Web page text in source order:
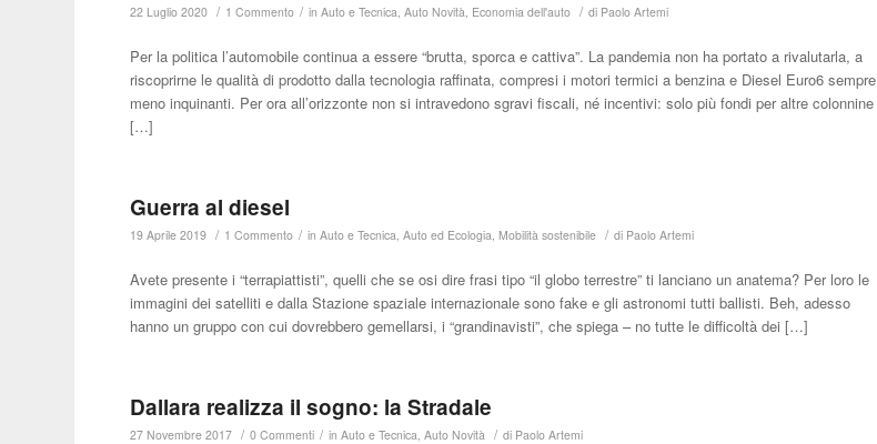
22 Luglio 2020 / 1 Commento / inAuto e Tecnica ,Auto Novità Economia dell'auto / di Paolo Artemi
Per la politica l’automobile continua a essere “brutta, sporca e cattiva”. La pandemia non ha portato a rivalutarla, a
riscoprirne le qualità di prodotto dalla tecnologia raffinata, compresi i motori termici a benzina e Diesel Euro6 sempre
meno inquinanti. Per ora all’orizzonte non si intravedono sgravi fiscali, né incentivi: solo più fondi per altre colonnine
[…]
Guerra al diesel
19 Aprile 2019 / 1 Commento / inAuto e Tecnica ,Auto ed Ecologia ,Mobilità sostenibile / di Paolo Artemi
Avete presente i “terrapiattisti”, quelli che se osi dire frasi tipo “il globo terrestre” ti lanciano un anatema? Per loro le
immagini dei satelliti e dalla Stazione spaziale internazionale sono fake e gli astronomi tutti ballisti. Beh, adesso
hanno un gruppo con cui dovrebbero gemellarsi, i “grandinavisti”, che spiega – no tutte le difficoltà dei […]
Dallara realizza il sogno: la Stradale
27 Novembre 2017 / 0 Commenti / inAuto e Tecnica ,Auto Novità / di Paolo Artemi